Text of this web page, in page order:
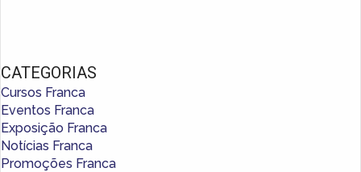
CATEGORIAS
Cursos Franca
Eventos Franca
Exposição Franca
Notícias Franca
Promoções Franca